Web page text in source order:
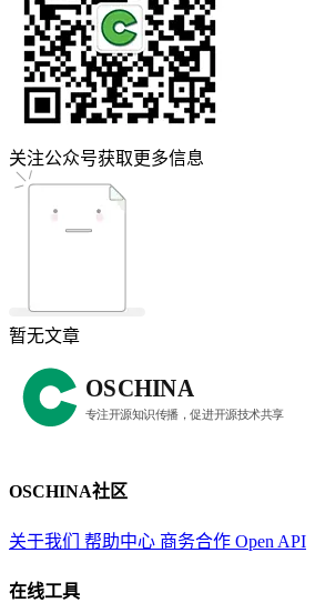
关注公众号获取更多信息
暂无文章
OSCHINA社区
关于我们 帮助中心 商务合作 Open API
在线工具